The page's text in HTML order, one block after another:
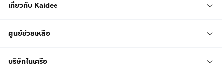
เกี่ยวกับ Kaidee
ศูนย์ช่วยเหลือ
บริษัทในเครือ